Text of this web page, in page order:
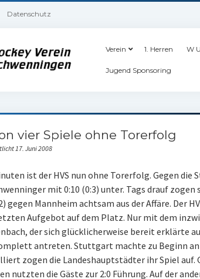
Datenschutz
Verein 1. Herren W
Jugend Sponsoring
vier Spiele ohne Torerfolg
17. Juni 2008
ist der HVS nun ohne Torerfolg. Gegen
mit 0:10 (0:3) unter. Tags drauf zogen
gegen Mannheim achtsam aus der Affäre. Der
Aufgebot auf dem Platz. Nur mit dem
der sich glücklicherweise bereit erklärte
antreten. Stuttgart machte zu Beginn an
zogen die Landeshauptstädter ihr Spiel auf.
nutzten die Gäste zur 2:0 Führung. Auf der